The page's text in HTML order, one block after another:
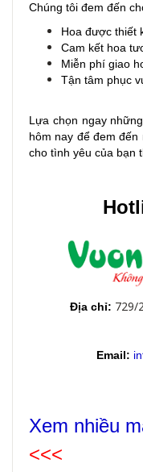
Chúng tôi đem đến
Hoa được thiết
Cam kết hoa
Miễn phí giao
Tận tâm phục
Lựa chọn ngay
hôm nay để đem
cho tình yêu của bạn
Địa chỉ: 729/
Email:
Xem nhiều
<<<